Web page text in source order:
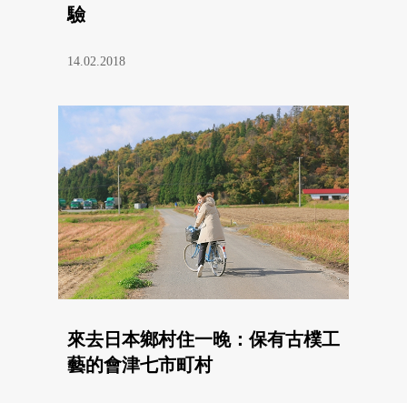
驗
14.02.2018
來去日本鄉村住一晚：保有古樸工
藝的會津七市町村